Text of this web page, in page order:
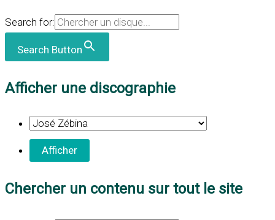
Search for:
Search Button
Afficher une discographie
Chercher un contenu sur tout le site